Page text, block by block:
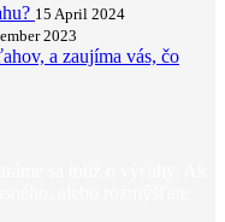
15 April 2024
2023
a zaujíma vás, čo